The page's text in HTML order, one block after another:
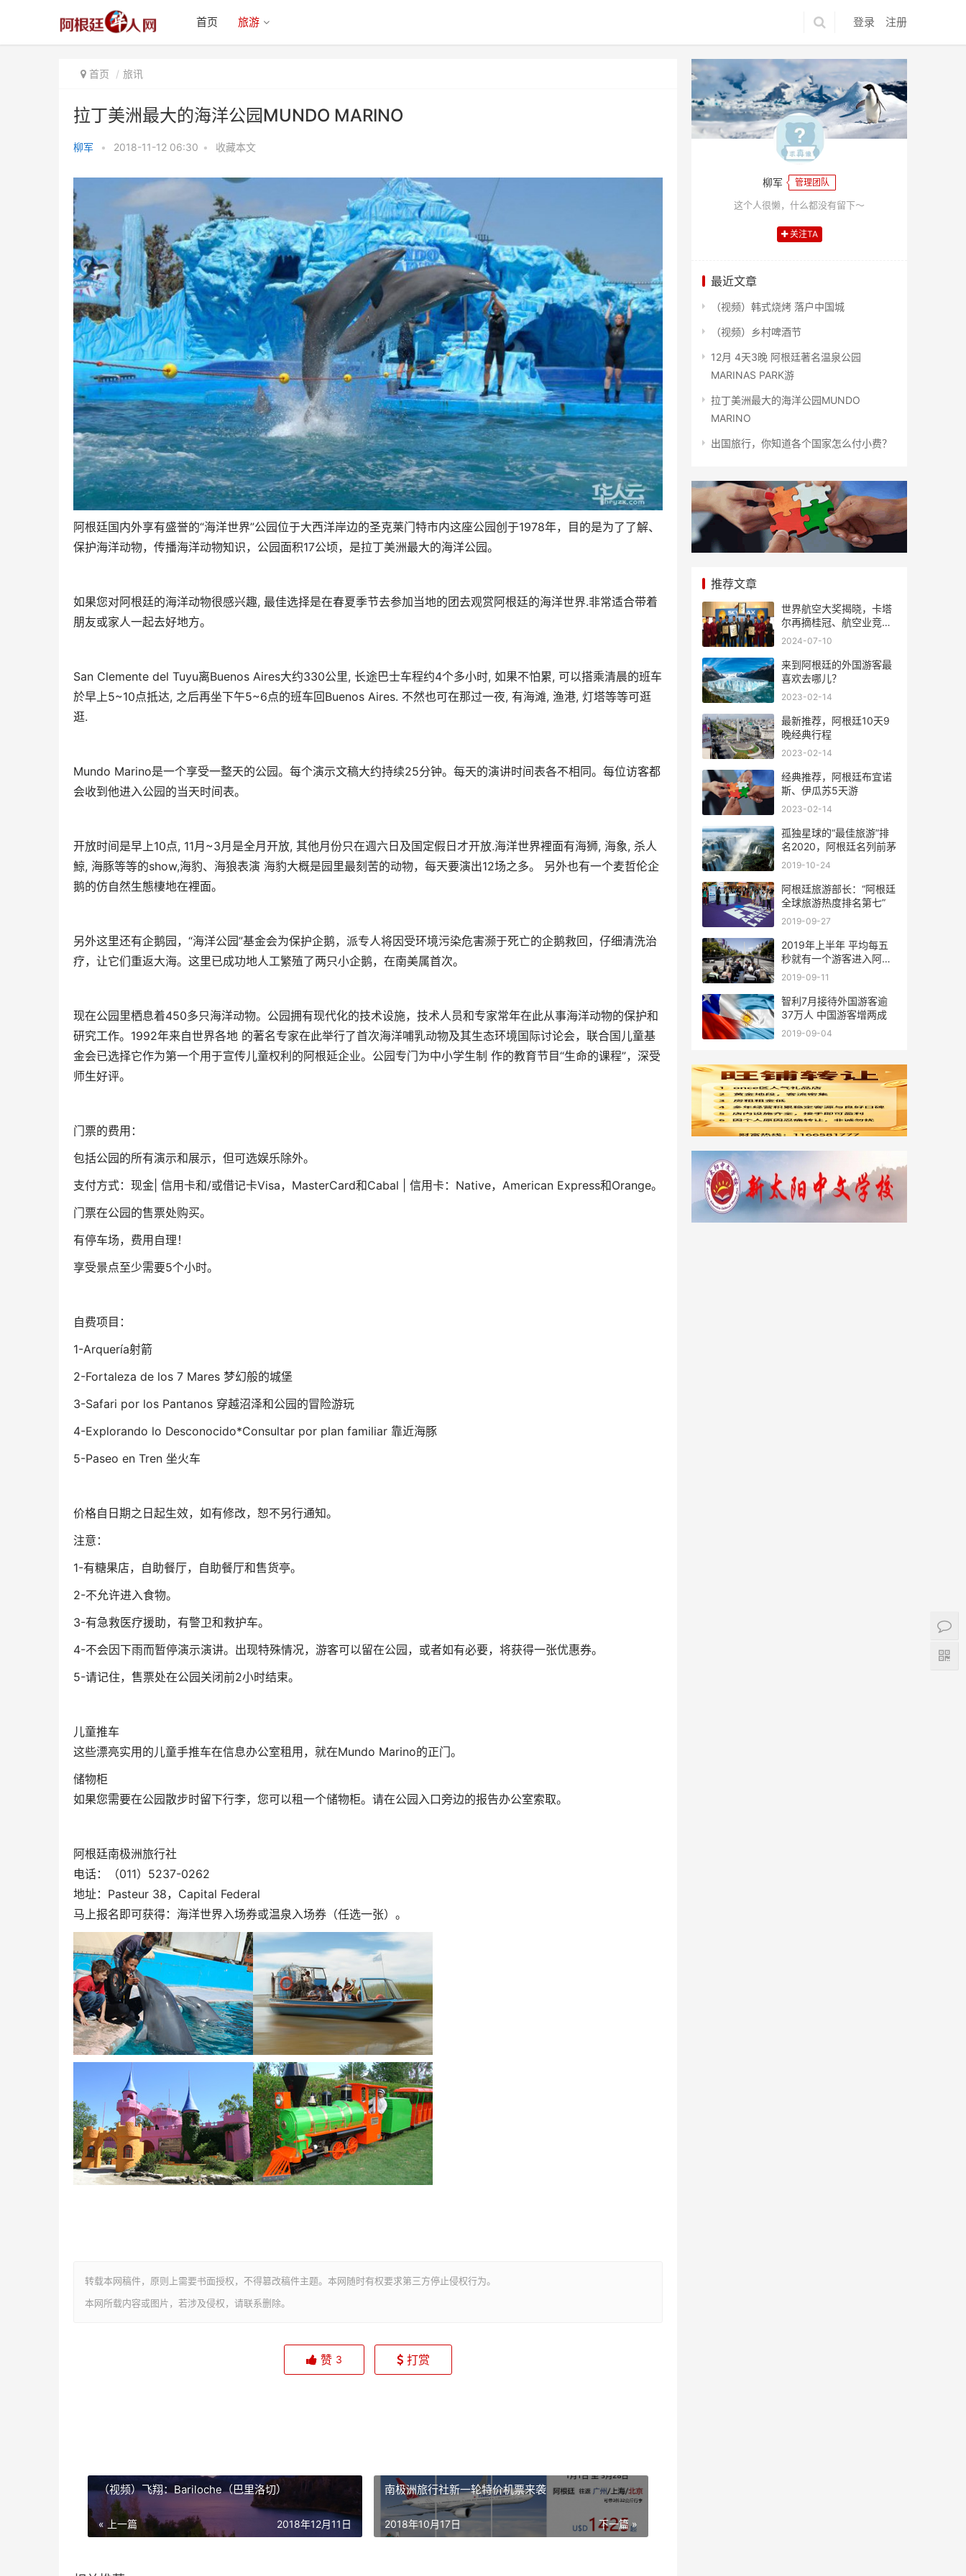
登录 注册
首页 旅游
首页 旅讯
拉丁美洲最大的海洋公园MUNDO MARINO
柳军 • 2018-11-12 06:30 • 收藏本文
阿根廷国内外享有盛誉的“海洋世界”公园位于大西洋岸边的圣克莱门特市内这座公园创于1978年，目的是为了了解、
保护海洋动物，传播海洋动物知识，公园面积17公顷，是拉丁美洲最大的海洋公园。
如果您对阿根廷的海洋动物很感兴趣, 最佳选择是在春夏季节去参加当地的团去观赏阿根廷的海洋世界.非常适合带着
朋友或家人一起去好地方。
San Clemente del Tuyu离Buenos Aires大约330公里, 长途巴士车程约4个多小时, 如果不怕累, 可以搭乘清晨的班车
於早上5~10点抵达, 之后再坐下午5~6点的班车回Buenos Aires. 不然也可在那过一夜, 有海滩, 渔港, 灯塔等等可逛
逛.
Mundo Marino是一个享受一整天的公园。每个演示文稿大约持续25分钟。每天的演讲时间表各不相同。每位访客都
会收到他进入公园的当天时间表。
开放时间是早上10点, 11月~3月是全月开放, 其他月份只在週六日及国定假日才开放.海洋世界裡面有海狮, 海象, 杀人
鯨, 海豚等等的show,海豹、海狼表演 海豹大概是园里最刻苦的动物，每天要演出12场之多。 另外也有一个麦哲伦企
鹅的仿自然生態棲地在裡面。
另外这里还有企鹅园，“海洋公园”基金会为保护企鹅，派专人将因受环境污染危害濒于死亡的企鹅救回，仔细清洗治
疗，让它们重返大海。这里已成功地人工繁殖了两只小企鹅，在南美属首次。
现在公园里栖息着450多只海洋动物。公园拥有现代化的技术设施，技术人员和专家常年在此从事海洋动物的保护和
研究工作。1992年来自世界各地 的著名专家在此举行了首次海洋哺乳动物及其生态环境国际讨论会，联合国儿童基
金会已选择它作为第一个用于宣传儿童权利的阿根延企业。公园专门为中小学生制 作的教育节目“生命的课程”，深受
师生好评。
门票的费用：
包括公园的所有演示和展示，但可选娱乐除外。
支付方式：现金| 信用卡和/或借记卡Visa，MasterCard和Cabal | 信用卡：Native，American Express和Orange。
门票在公园的售票处购买。
有停车场，费用自理！
享受景点至少需要5个小时。
自费项目：
1-Arquería射箭
2-Fortaleza de los 7 Mares 梦幻般的城堡
3-Safari por los Pantanos 穿越沼泽和公园的冒险游玩
4-Explorando lo Desconocido*Consultar por plan familiar 靠近海豚
5-Paseo en Tren 坐火车
价格自日期之日起生效，如有修改，恕不另行通知。
注意：
1-有糖果店，自助餐厅，自助餐厅和售货亭。
2-不允许进入食物。
3-有急救医疗援助，有警卫和救护车。
4-不会因下雨而暂停演示演讲。出现特殊情况，游客可以留在公园，或者如有必要，将获得一张优惠券。
5-请记住，售票处在公园关闭前2小时结束。
儿童推车
这些漂亮实用的儿童手推车在信息办公室租用，就在Mundo Marino的正门。
储物柜
如果您需要在公园散步时留下行李，您可以租一个储物柜。请在公园入口旁边的报告办公室索取。
阿根廷南极洲旅行社
电话：（011）5237-0262
地址：Pasteur 38，Capital Federal
马上报名即可获得：海洋世界入场券或温泉入场券（任选一张）。
转载本网稿件，原则上需要书面授权，不得篡改稿件主题。本网随时有权要求第三方停止侵权行为。
本网所载内容或图片，若涉及侵权，请联系删除。
赞 3 打赏
（视频）飞翔：Bariloche（巴里洛切）
« 上一篇 2018年12月11日
南极洲旅行社新一轮特价机票来袭
下一篇 »
2018年10月17日
柳军 管理团队
这个人很懒，什么都没有留下～
关注TA
最近文章
（视频）韩式烧烤 落户中国城
（视频）乡村啤酒节
12月 4天3晚 阿根廷著名温泉公园
MARINAS PARK游
拉丁美洲最大的海洋公园MUNDO
MARINO
出国旅行，你知道各个国家怎么付小费？
推荐文章
世界航空大奖揭晓，卡塔
尔再摘桂冠、航空业竞争
风起云涌
2024-07-10
来到阿根廷的外国游客最
喜欢去哪儿？
2023-02-14
最新推荐，阿根廷10天9
晚经典行程
2023-02-14
经典推荐，阿根廷布宜诺
斯、伊瓜苏5天游
2023-02-14
孤独星球的“最佳旅游”排
名2020，阿根廷名列前茅
2019-10-24
阿根廷旅游部长：“阿根廷
全球旅游热度排名第七”
2019-09-27
2019年上半年 平均每五
秒就有一个游客进入阿根
廷
2019-09-11
智利7月接待外国游客逾
37万人 中国游客增两成
2019-09-04